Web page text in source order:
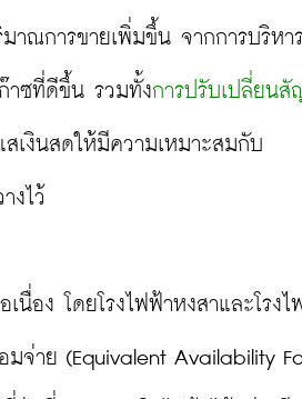
าณการขายเพิ่มขึ้น จากการบริหา
าซที่ดีขึ้น รวมทั้งการปรับเปลี่ยน
เงินสดให้มีความเหมาะสมกับ
งไว้
นื่อง โดยโรงไฟฟ้าหงสาและโรงไ
จ่าย (Equivalent Availability